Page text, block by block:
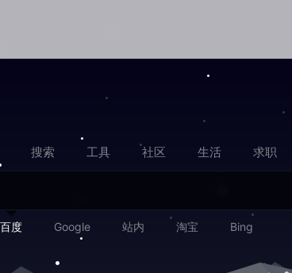
搜索 工具 社区 生活 求职
百度 Google 站内 淘宝 Bing